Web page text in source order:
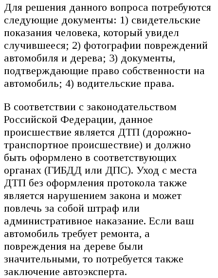
Для решения данного вопроса потребуются
следующие документы: 1) свидетельские
показания человека, который увидел
случившееся; 2) фотографии повреждений
автомобиля и дерева; 3) документы,
подтверждающие право собственности на
автомобиль; 4) водительские права.
В соответствии с законодательством
Российской Федерации, данное
происшествие является ДТП (дорожно-
транспортное происшествие) и должно
быть оформлено в соответствующих
органах (ГИБДД или ДПС). Уход с места
ДТП без оформления протокола также
является нарушением закона и может
повлечь за собой штраф или
административное наказание. Если ваш
автомобиль требует ремонта, а
повреждения на дереве были
значительными, то потребуется также
заключение автоэксперта.